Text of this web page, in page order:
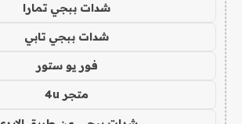
شدات ببجي تمارا
شدات ببجي تابي
فور يو ستور
متجر 4u